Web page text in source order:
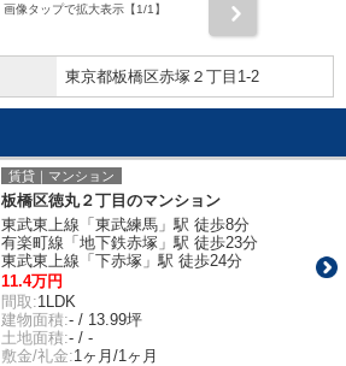
画像タップで拡大表示【1/1】
東京都板橋区赤塚２丁目1-2
賃貸｜マンション
板橋区徳丸２丁目のマンション
東武東上線「東武練馬」駅 徒歩8分
有楽町線「地下鉄赤塚」駅 徒歩23分
東武東上線「下赤塚」駅 徒歩24分
11.4万円
間取:1LDK
建物面積:- / 13.99坪
土地面積:- / -
敷金/礼金:1ヶ月/1ヶ月